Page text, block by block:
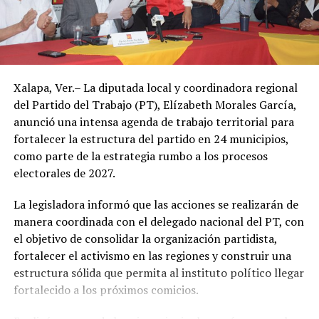
Sin embargo, el ambiente seguirá siendo caluroso, con
un descenso apenas perceptible en la temperatura a
partir de este jueves.
exposición prolongada al sol durante las horas de mayor
radiación, mantenerse hidratado y tomar precauciones
ante posibles tormentas eléctricas, especialmente en
regiones montañosas y del sur de Veracruz.
Xalapa, Ver.– La diputada local y coordinadora regional
del Partido del Trabajo (PT), Elízabeth Morales García,
anunció una intensa agenda de trabajo territorial para
fortalecer la estructura del partido en 24 municipios,
como parte de la estrategia rumbo a los procesos
electorales de 2027.
La legisladora informó que las acciones se realizarán de
manera coordinada con el delegado nacional del PT, con
el objetivo de consolidar la organización partidista,
fortalecer el activismo en las regiones y construir una
estructura sólida que permita al instituto político llegar
fortalecido a los próximos comicios.